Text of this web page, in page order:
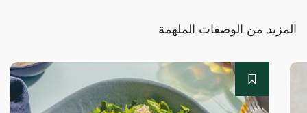
المزيد من الوصفات الملهمة